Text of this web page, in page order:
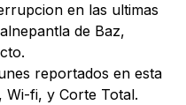
en las ultimas
de Baz,
reportados en esta
Wi-fi, y Corte Total.